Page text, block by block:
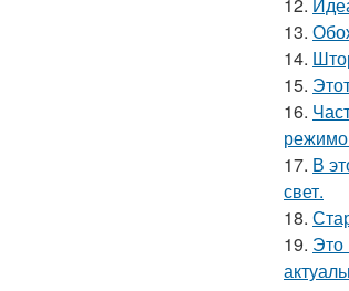
13.
14.
15.
16.
17. В
свет.
18.
19. Это